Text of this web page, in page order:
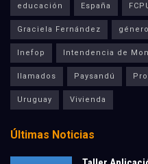
educación España
Graciela Fernández género
Inefop Intendencia de
llamados Paysandú
Uruguay Vivienda
Últimas Noticias